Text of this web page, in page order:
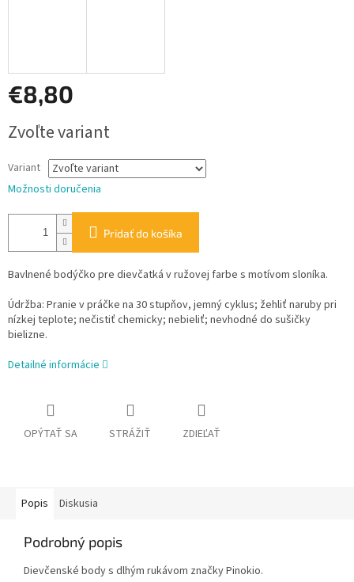
€8,80
cena:
Zvoľte variant
Variant
Možnosti doručenia
Pridať do košíka
Bavlnené bodýčko pre dievčatká v ružovej farbe s motívom sloníka.
Údržba: Pranie v práčke na 30 stupňov, jemný cyklus; žehliť naruby pri
nízkej teplote; nečistiť chemicky; nebieliť; nevhodné do sušičky
bielizne.
Detailné informácie
OPÝTAŤ SA STRÁŽIŤ ZDIEĽAŤ
Popis Diskusia
Podrobný popis
Dievčenské body s dlhým rukávom značky Pinokio.